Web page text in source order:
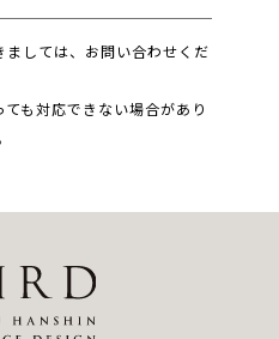
しては、お問い合わせくだ
も対応できない場合があり